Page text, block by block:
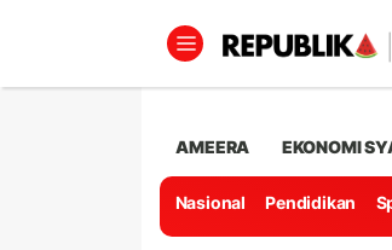
AMEERA EKONOMI
Nasional Pendidikan